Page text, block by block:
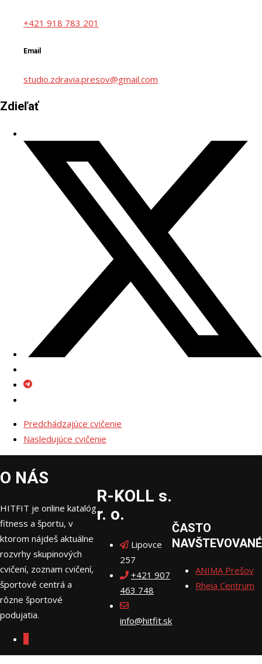
+421 918 783 201
Email
studio.zdravia.presov@gmail.com
Zdieľať
Predchádzajúce cvičenie
Nasledujúce cvičenie
O NÁS
HITFIT je online katalóg
fitness a športu, v
ktorom nájdeš aktuálne
rozvrhy skupinových
cvičení, zoznam cvičení,
športové centrá a
rôzne športové
podujatia.
R-KOLL s.
r. o.
Lipovce
257
+421 907
463 748
info@hitfit.sk
ČASTO
NAVŠTEVOVANÉ
ANIMA Prešov
Rheia Centrum